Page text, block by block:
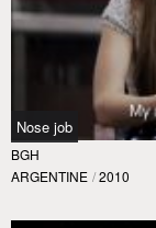
Nose job
BGH
ARGENTINE / 2010